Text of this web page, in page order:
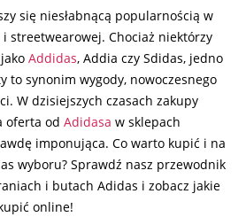
się niesłabnącą popularnością w
streetwearowej. Chociaż niektórzy
Addidas, Addia czy Sdidas, jedno
to synonim wygody, nowoczesnego
W dzisiejszych czasach zakupy
oferta od Adidasa w sklepach
imponująca. Co warto kupić i na
wyboru? Sprawdź nasz przewodnik
i butach Adidas i zobacz jakie
online!